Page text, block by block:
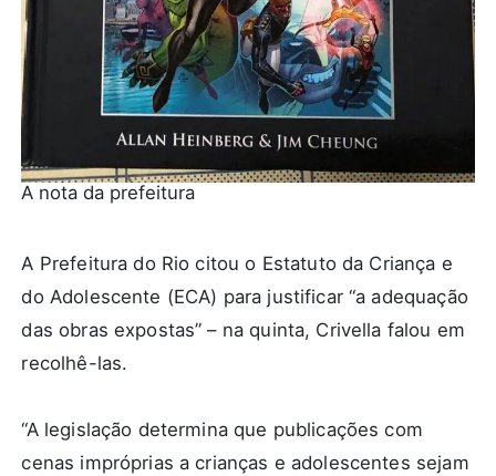
A nota da prefeitura
A Prefeitura do Rio citou o Estatuto da Criança e
do Adolescente (ECA) para justificar “a adequação
das obras expostas” – na quinta, Crivella falou em
recolhê-las.
“A legislação determina que publicações com
cenas impróprias a crianças e adolescentes sejam